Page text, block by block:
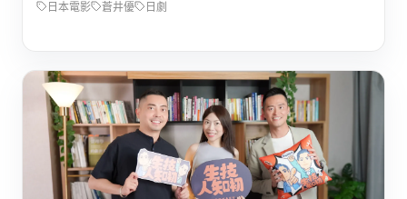
日本電影 蒼井優 日劇